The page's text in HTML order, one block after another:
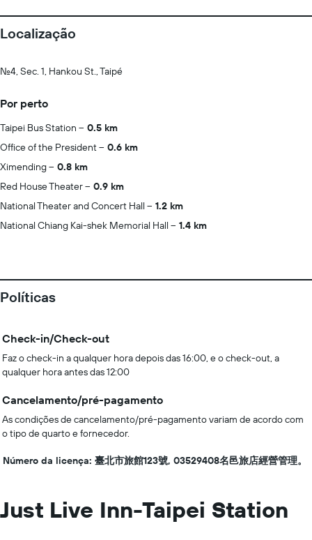
Localização
No.4, Sec. 1, Hankou St., Taipé
Por perto
Taipei Bus Station
0.5 km
Office of the President
0.6 km
Ximending
0.8 km
Red House Theater
0.9 km
National Theater and Concert Hall
1.2 km
National Chiang Kai-shek Memorial Hall
1.4 km
Políticas
Check-in/Check-out
Faz o check-in a qualquer hora depois das 16:00, e o check-out, a
qualquer hora antes das 12:00
Cancelamento/pré-pagamento
As condições de cancelamento/pré-pagamento variam de acordo com
o tipo de quarto e fornecedor.
Número da licença: 臺北市旅館123號, 03529408名邑旅店經營管理。
Just Live Inn-Taipei Station